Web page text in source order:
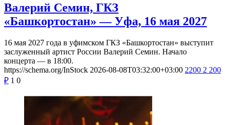
Валерий Семин, ГКЗ
«Башкортостан» — Уфа, 16 мая 2027
16 мая 2027 года в уфимском ГКЗ «Башкортостан» выступит
заслуженный артист России Валерий Семин. Начало
концерта — в 18:00.
https://schema.org/InStock 2026-08-08T03:32:00+03:00 2200 2 200
₽ 1 0